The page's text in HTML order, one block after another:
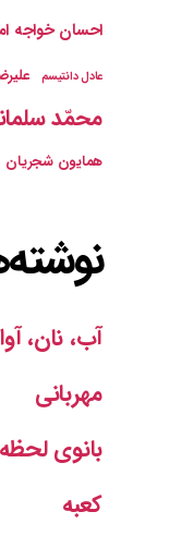
احسان خواجه
عادل دانتیسم
محمّد
همایون شجریان
آب، نان،
مهربانی
بانوی
کعبه